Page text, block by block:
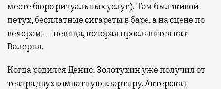
месте бюро ритуальных услуг). Там был живой
петух, бесплатные сигареты в баре, а на сцене по
вечерам — певица, которая прославится как
Валерия.
Когда родился Денис, Золотухин уже получил от
театра двухкомнатную квартиру. Актерская